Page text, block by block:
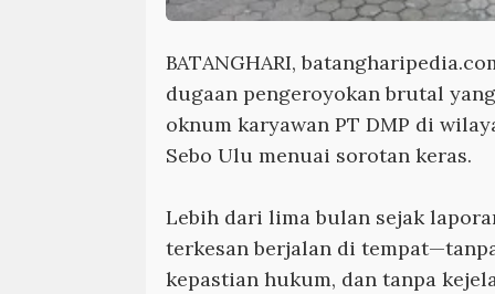
BATANGHARI,
dugaan pengeroyokan brutal
oknum karyawan PT DMP di
Sebo Ulu menuai sorotan keras.
Lebih dari lima bulan sejak
terkesan berjalan di
kepastian hukum, dan tanpa